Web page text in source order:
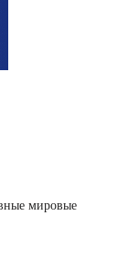
мировые